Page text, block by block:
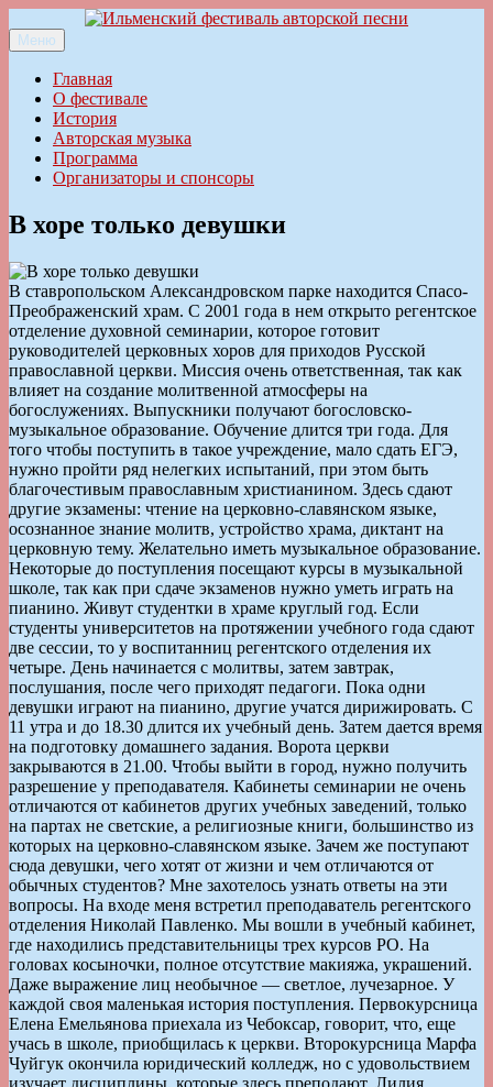
к
содержимому
Ильменский фестиваль авторской песни
Меню
Главная
О фестивале
История
Авторская музыка
Программа
Организаторы и спонсоры
В хоре только девушки
В ставропольском Александровском парке находится Спасо-
Преображенский храм. С 2001 года в нем открыто регентское
отделение духовной семинарии, которое готовит
руководителей церковных хоров для приходов Русской
православной церкви. Миссия очень ответственная, так как
влияет на создание молитвенной атмосферы на
богослужениях. Выпускники получают богословско-
музыкальное образование. Обучение длится три года. Для
того чтобы поступить в такое учреждение, мало сдать ЕГЭ,
нужно пройти ряд нелегких испытаний, при этом быть
благочестивым православным христианином. Здесь сдают
другие экзамены: чтение на церковно-славянском языке,
осознанное знание молитв, устройство храма, диктант на
церковную тему. Желательно иметь музыкальное образование.
Некоторые до поступления посещают курсы в музыкальной
школе, так как при сдаче экзаменов нужно уметь играть на
пианино. Живут студентки в храме круглый год. Если
студенты университетов на протяжении учебного года сдают
две сессии, то у воспитанниц регентского отделения их
четыре. День начинается с молитвы, затем завтрак,
послушания, после чего приходят педагоги. Пока одни
девушки играют на пианино, другие учатся дирижировать. С
11 утра и до 18.30 длится их учебный день. Затем дается время
на подготовку домашнего задания. Ворота церкви
закрываются в 21.00. Чтобы выйти в город, нужно получить
разрешение у преподавателя. Кабинеты семинарии не очень
отличаются от кабинетов других учебных заведений, только
на партах не светские, а религиозные книги, большинство из
которых на церковно-славянском языке. Зачем же поступают
сюда девушки, чего хотят от жизни и чем отличаются от
обычных студентов? Мне захотелось узнать ответы на эти
вопросы. На входе меня встретил преподаватель регентского
отделения Николай Павленко. Мы вошли в учебный кабинет,
где находились представительницы трех курсов РО. На
головах косыночки, полное отсутствие макияжа, украшений.
Даже выражение лиц необычное — светлое, лучезарное. У
каждой своя маленькая история поступления. Первокурсница
Елена Емельянова приехала из Чебоксар, говорит, что, еще
учась в школе, приобщилась к церкви. Второкурсница Марфа
Чуйгук окончила юридический колледж, но с удовольствием
изучает дисциплины, которые здесь преподают. Лилия